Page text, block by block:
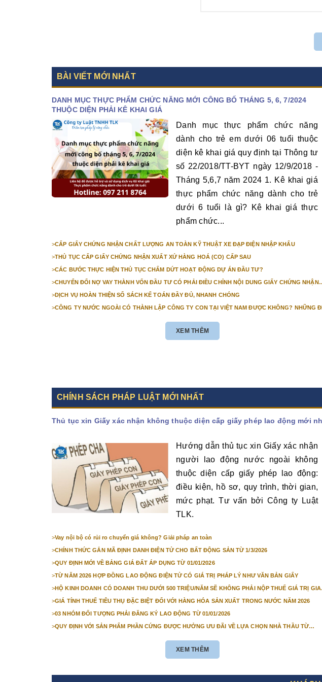
BÀI VIẾT MỚI NHẤT
DANH MỤC THỰC PHẨM CHỨC NĂNG MỚI CÔNG BỐ THÁNG 5, 6, 7/2024
THUỘC DIỆN PHẢI KÊ KHAI GIÁ
Danh mục thực phẩm chức năng
dành cho trẻ em dưới 06 tuổi thuộc
diện kê khai giá quy định tại Thông tư
số 22/2018/TT-BYT ngày 12/9/2018 -
Tháng 5,6,7 năm 2024 1. Kê khai giá
thực phẩm chức năng dành cho trẻ
dưới 6 tuổi là gì? Kê khai giá thực
phẩm chức...
>CẤP GIẤY CHỨNG NHẬN CHẤT LƯỢNG AN TOÀN KỸ THUẬT XE ĐẠP ĐIỆN NHẬP KHẨU
>THỦ TỤC CẤP GIẤY CHỨNG NHẬN XUẤT XỨ HÀNG HOÁ (CO) CẤP SAU
>CÁC BƯỚC THỰC HIỆN THỦ TỤC CHẤM DỨT HOẠT ĐỘNG DỰ ÁN ĐẦU TƯ?
>CHUYỂN ĐỔI NỢ VAY THÀNH VỐN ĐẦU TƯ CÓ PHẢI ĐIỀU CHỈNH NỘI DUNG GIẤY CHỨNG NHẬN
>DỊCH VỤ HOÀN THIỆN SỔ SÁCH KẾ TOÁN ĐẦY ĐỦ, NHANH CHÓNG
>CÔNG TY NƯỚC NGOÀI CÓ THÀNH LẬP CÔNG TY CON TẠI VIỆT NAM ĐƯỢC KHÔNG? NHỮNG
XEM THÊM
CHÍNH SÁCH PHÁP LUẬT MỚI NHẤT
Thủ tục xin Giấy xác nhận không thuộc diện cấp giấy phép lao động mới
Hướng dẫn thủ tục xin Giấy xác nhận
người lao động nước ngoài không
thuộc diện cấp giấy phép lao động:
điều kiện, hồ sơ, quy trình, thời gian,
mức phạt. Tư vấn bởi Công ty Luật
TLK.
>Vay nội bộ có rủi ro chuyển giá không? Giải pháp an toàn
>CHÍNH THỨC GẮN MÃ ĐỊNH DANH ĐIỆN TỬ CHO BẤT ĐỘNG SẢN TỪ 1/3/2026
>QUY ĐỊNH MỚI VỀ BẢNG GIÁ ĐẤT ÁP DỤNG TỪ 01/01/2026
>TỪ NĂM 2026 HỢP ĐỒNG LAO ĐỘNG ĐIỆN TỬ CÓ GIÁ TRỊ PHÁP LÝ NHƯ VĂN BẢN GIẤY
>HỘ KINH DOANH CÓ DOANH THU DƯỚI 500 TRIỆU/NĂM SẼ KHÔNG PHẢI NỘP THUẾ GIÁ TRỊ GIA
>GIÁ TÍNH THUẾ TIÊU THỤ ĐẶC BIỆT ĐỐI VỚI HÀNG HÓA SẢN XUẤT TRONG NƯỚC NĂM 2026
>03 NHÓM ĐỐI TƯỢNG PHẢI ĐĂNG KÝ LAO ĐỘNG TỪ 01/01/2026
>QUY ĐỊNH VỚI SẢN PHẨM PHẦN CỨNG ĐƯỢC HƯỞNG ƯU ĐÃI VỀ LỰA CHỌN NHÀ THẦU TỪ
XEM THÊM